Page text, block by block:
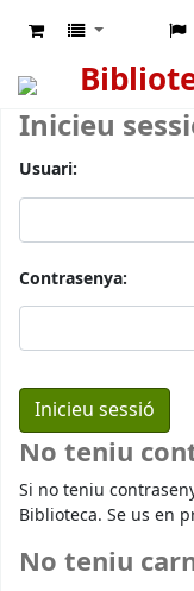
Inicieu
Usuari:
Contrasenya:
No teniu
Si no teniu
Biblioteca. Se us en
No teniu